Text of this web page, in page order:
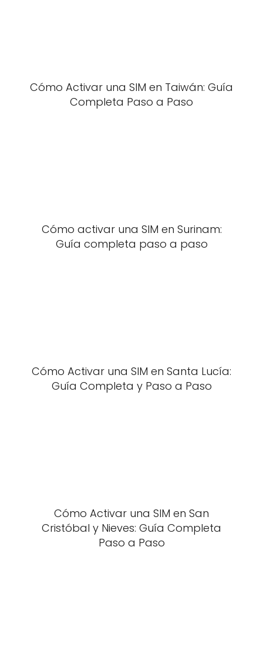
Cómo Activar una SIM en Taiwán: Guía
Completa Paso a Paso
Cómo activar una SIM en Surinam:
Guía completa paso a paso
Cómo Activar una SIM en Santa Lucía:
Guía Completa y Paso a Paso
Cómo Activar una SIM en San
Cristóbal y Nieves: Guía Completa
Paso a Paso